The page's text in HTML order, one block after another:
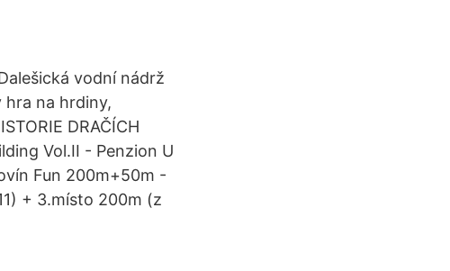
vodní nádrž
hra na hrdiny,
DRAČÍCH
Vol.II - Penzion U
Fun 200m+50m -
+ 3.místo 200m (z